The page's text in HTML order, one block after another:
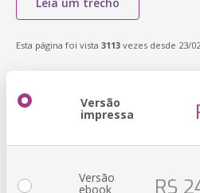
Esta página foi vista 3113 vezes desde 23/
Versão
impressa
Versão
ebook R$